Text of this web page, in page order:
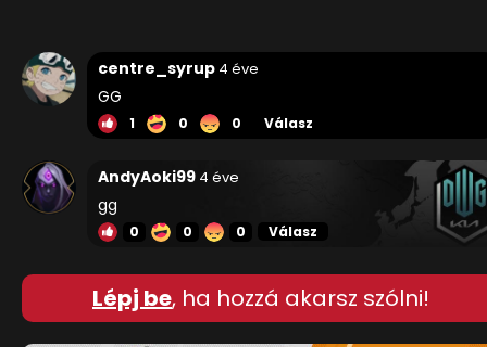
centre_syrup 4 éve
GG
1 0 0 Válasz
AndyAoki99 4 éve
gg
0 0 0 Válasz
Lépj be, ha hozzá akarsz szólni!